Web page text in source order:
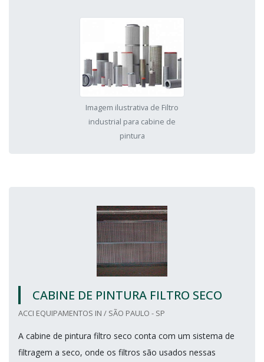
Imagem ilustrativa de Filtro
industrial para cabine de
pintura
CABINE DE PINTURA FILTRO SECO
ACCI EQUIPAMENTOS IN / SÃO PAULO - SP
A cabine de pintura filtro seco conta com um sistema de
filtragem a seco, onde os filtros são usados nessas